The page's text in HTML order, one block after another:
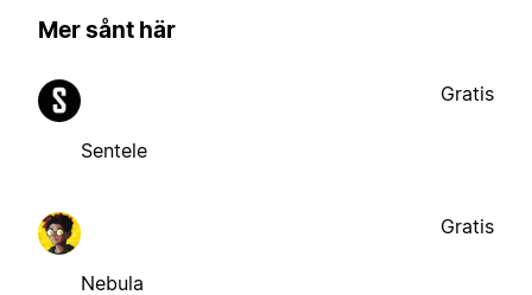
Mer sånt här
Sentele
Gratis
Nebula
Gratis